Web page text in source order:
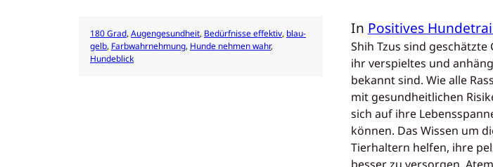
180 Grad, Augengesundheit, Bedürfnisse effektiv, blau-
gelb, Farbwahrnehmung, Hunde nehmen wahr
Hundeblick
In Positives
Shih Tzus sind
ihr verspieltes und
bekannt sind. Wie alle
mit gesundheitlichen
sich auf ihre
können. Das Wissen um
Tierhaltern helfen, ihre